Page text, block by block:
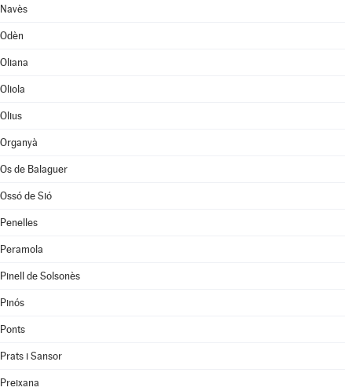
Navès
Odèn
Oliana
Oliola
Olius
Organyà
Os de Balaguer
Ossó de Sió
Penelles
Peramola
Pinell de Solsonès
Pinós
Ponts
Prats i Sansor
Preixana